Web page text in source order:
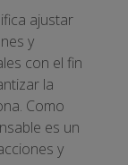
ajustar
y
con el fin
la
Como
es un
y